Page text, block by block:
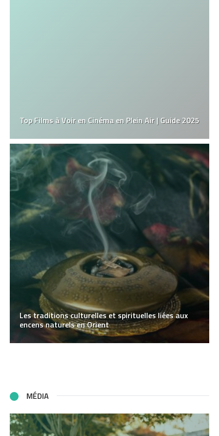
Top Films à Voir en Cinéma en Plein Air | Guide 2025
Les traditions culturelles et spirituelles liées aux
encens naturels en Orient
MÉDIA